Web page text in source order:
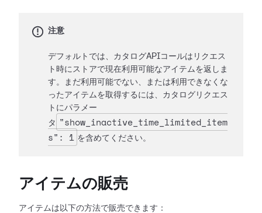
注意
デフォルトでは、カタログAPIコールはリクエス
ト時にストアで現在利用可能なアイテムを返しま
す。まだ利用可能でない、または利用できなくな
ったアイテムを取得するには、カタログリクエス
トにパラメー
タ
"show_inactive_time_limited_item
s": 1 を含めてください。
アイテムの販売
アイテムは以下の方法で販売できます：